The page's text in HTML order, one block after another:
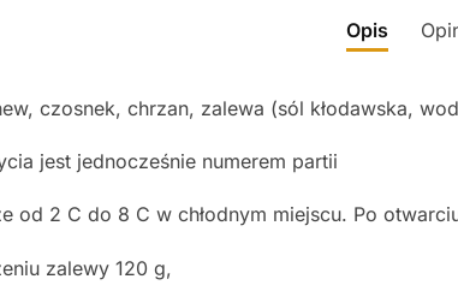
Opis
czosnek, chrzan, zalewa (sól kłodawska,
jest jednocześnie numerem partii
od 2 C do 8 C w chłodnym miejscu. Po
zalewy 120 g,